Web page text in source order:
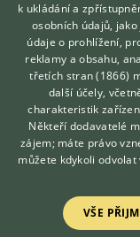
k ukládání a
osobních údajů,
údaje o prohlížení,
reklamy a obsahu,
třetích stran (1866)
další účely,
charakteristik
Někteří dodavatelé
zájem; máte právo
můžete kdykoli odvolat
VŠE